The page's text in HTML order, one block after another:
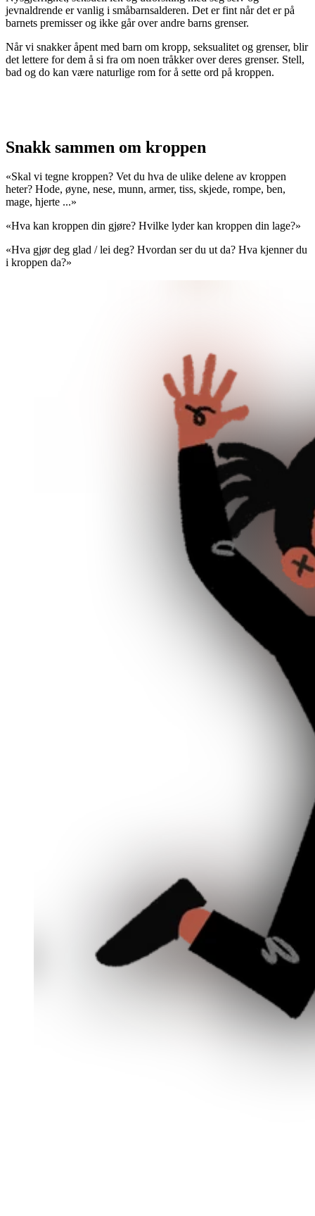
jevnaldrende er vanlig i småbarnsalderen. Det er fint når det er på
barnets premisser og ikke går over andre barns grenser.
Når vi snakker åpent med barn om kropp, seksualitet og grenser, blir
det lettere for dem å si fra om noen tråkker over deres grenser. Stell,
bad og do kan være naturlige rom for å sette ord på kroppen.
Snakk sammen om kroppen
«Skal vi tegne kroppen? Vet du hva de ulike delene av kroppen
heter? Hode, øyne, nese, munn, armer, tiss, skjede, rompe, ben,
mage, hjerte ...»
«Hva kan kroppen din gjøre? Hvilke lyder kan kroppen din lage?»
«Hva gjør deg glad / lei deg? Hvordan ser du ut da? Hva kjenner du
i kroppen da?»